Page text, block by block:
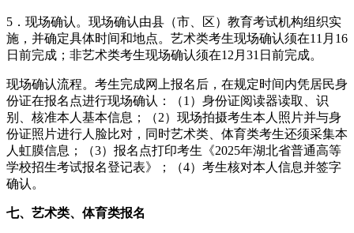
5．现场确认。现场确认由县（市、区）教育考试机构组织实
施，并确定具体时间和地点。艺术类考生现场确认须在11月16
日前完成；非艺术类考生现场确认须在12月31日前完成。
现场确认流程。考生完成网上报名后，在规定时间内凭居民身
份证在报名点进行现场确认：（1）身份证阅读器读取、识
别、核准本人基本信息；（2）现场拍摄考生本人照片并与身
份证照片进行人脸比对，同时艺术类、体育类考生还须采集本
人虹膜信息；（3）报名点打印考生《2025年湖北省普通高等
学校招生考试报名登记表》；（4）考生核对本人信息并签字
确认。
七、艺术类、体育类报名